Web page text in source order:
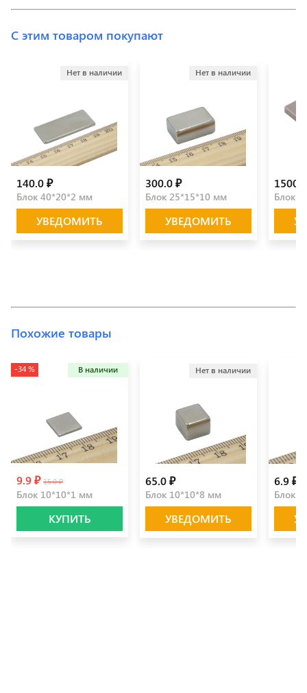
С этим товаром покупают
Нет в наличии
140.0 ₽
Блок 40*20*2 мм
УВЕДОМИТЬ
Нет в наличии
300.0 ₽
Блок 25*15*10 мм
УВЕДОМИТЬ
Блок
Похожие товары
-34 % В наличии
9.9 ₽ 15.0 ₽
Блок 10*10*1 мм
КУПИТЬ
Нет в наличии
65.0 ₽
Блок 10*10*8 мм
УВЕДОМИТЬ
6.9 ₽
Блок